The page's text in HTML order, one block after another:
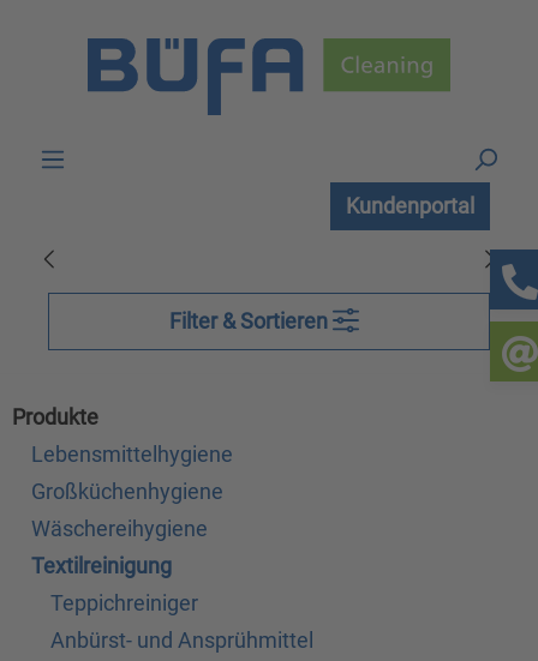
Kundenportal
Filter & Sortieren
Produkte
Lebensmittelhygiene
Großküchenhygiene
Wäschereihygiene
Textilreinigung
Teppichreiniger
Anbürst- und Ansprühmittel